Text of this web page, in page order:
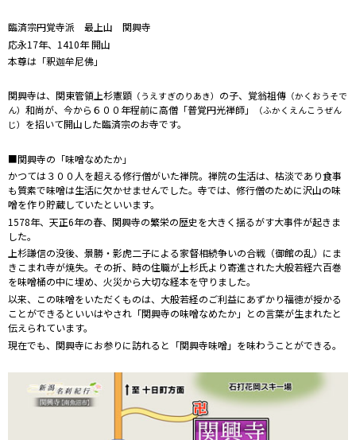
会社概要・ビジョン
お問い合わせ
臨済宗円覚寺派 最上山 関興寺
応永17年、1410年 開山
本尊は「釈迦牟尼佛」
関興寺は、関東管領上杉憲顕 （うえすぎのりあき） の子、覚翁祖傳 （かくおうそで
ん） 和尚が、今から６００年程前に高僧「普覚円光禅師」
（ふかくえんこうぜん
じ） を招いて開山した臨済宗のお寺です。
■関興寺の「味噌なめたか」
かつては３００人を超える修行僧がいた禅院。禅院の生活は、枯淡であり食事
も質素で味噌は生活に欠かせませんでした。寺では、修行僧のために沢山の味
噌を作り貯蔵していたといいます。
1578年、天正6年の春、関興寺の繁栄の歴史を大きく揺るがす大事件が起きま
した。
上杉謙信の没後、景勝・影虎二子による家督相続争いの合戦（御館の乱）にま
きこまれ寺が焼失。その折、時の住職が上杉氏より寄進された大般若経六百巻
を味噌桶の中に埋め、火災から大切な経本を守りました。
以来、この味噌をいただくものは、大般若経のご利益にあずかり福徳が授かる
ことができるといいはやされ「関興寺の味噌なめたか」との言葉が生まれたと
伝えられています。
現在でも、関興寺にお参りに訪れると「関興寺味噌」を味わうことができる。